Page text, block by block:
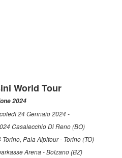
World Tour
2024
24 Gennaio 2024 -
Casalecchio Di Reno (BO)
Pala Alpitour - Torino (TO)
Arena - Bolzano (BZ)